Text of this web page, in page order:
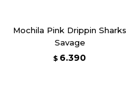
Mochila Pink Drippin Sharks
Savage
$ 6.390